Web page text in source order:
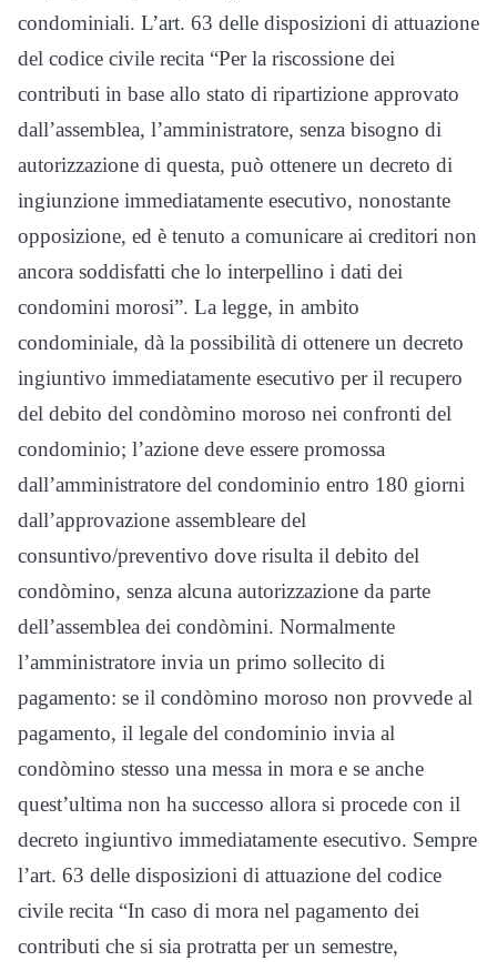
condominiali. L’art. 63 delle disposizioni di attuazione
del codice civile recita “Per la riscossione dei
contributi in base allo stato di ripartizione approvato
dall’assemblea, l’amministratore, senza bisogno di
autorizzazione di questa, può ottenere un decreto di
ingiunzione immediatamente esecutivo, nonostante
opposizione, ed è tenuto a comunicare ai creditori non
ancora soddisfatti che lo interpellino i dati dei
condomini morosi”. La legge, in ambito
condominiale, dà la possibilità di ottenere un decreto
ingiuntivo immediatamente esecutivo per il recupero
del debito del condòmino moroso nei confronti del
condominio; l’azione deve essere promossa
dall’amministratore del condominio entro 180 giorni
dall’approvazione assembleare del
consuntivo/preventivo dove risulta il debito del
condòmino, senza alcuna autorizzazione da parte
dell’assemblea dei condòmini. Normalmente
l’amministratore invia un primo sollecito di
pagamento: se il condòmino moroso non provvede al
pagamento, il legale del condominio invia al
condòmino stesso una messa in mora e se anche
quest’ultima non ha successo allora si procede con il
decreto ingiuntivo immediatamente esecutivo. Sempre
l’art. 63 delle disposizioni di attuazione del codice
civile recita “In caso di mora nel pagamento dei
contributi che si sia protratta per un semestre,